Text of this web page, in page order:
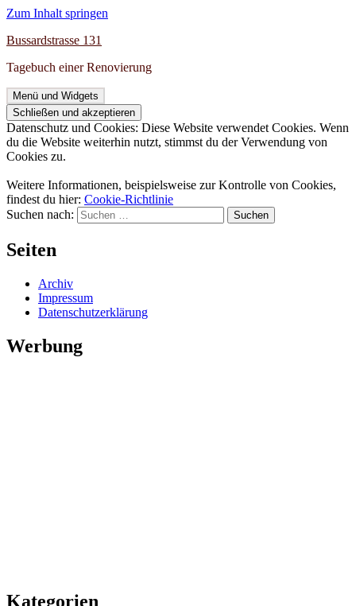
Zum Inhalt springen
Bussardstrasse 131
Tagebuch einer Renovierung
Menü und Widgets
Datenschutz und Cookies: Diese Website verwendet Cookies. Wenn
du die Website weiterhin nutzt, stimmst du der Verwendung von
Cookies zu.
Weitere Informationen, beispielsweise zur Kontrolle von Cookies,
findest du hier: Cookie-Richtlinie
Suchen nach:
Seiten
Archiv
Impressum
Datenschutzerklärung
Werbung
Kategorien